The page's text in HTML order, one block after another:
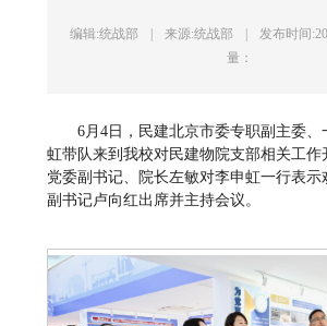
编辑:统战部 | 来源:统战部 | 发布时间
量：
6月4日，民建北京市委专职副主委、
虹带队来到我校对民建物院支部相关工作
党委副书记、院长左敏对李申虹一行表示
副书记卢向红出席并主持会议。